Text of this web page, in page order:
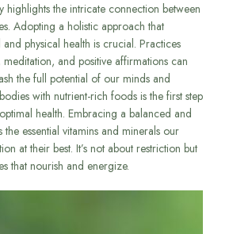
highlights the intricate connection between
Adopting a holistic approach that
physical health is crucial. Practices
meditation, and positive affirmations can
the full potential of our minds and
with nutrient-rich foods is the first step
health. Embracing a balanced and
essential vitamins and minerals our
at their best. It’s not about restriction but
that nourish and energize.